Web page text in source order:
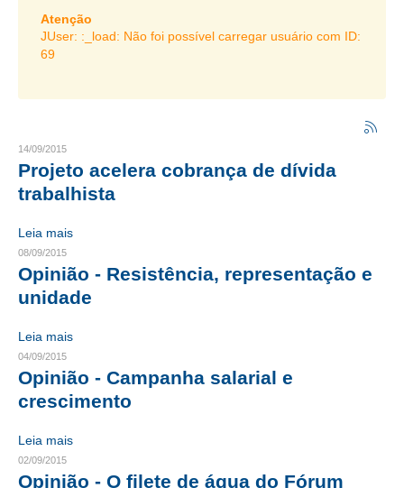
LIVRO GESTÃO 2026-2029
SUBSEDES SINDICAIS
CRESCE BRASIL
CONSELHO TECNOLÓGICO
HISTÓRICO E ATUAÇÃO
COMPOSIÇÃO
CONSELHOS ASSESSORES
PERSONALIDADES DA TECNOLOGIA
NÚCLEO DA MULHER ENGENHEIRA
JURÍDICO
Atenção
JUser: :_load: Não foi possível carregar usuário com ID:
69
14/09/2015
Projeto acelera cobrança de dívida
trabalhista
Leia mais
08/09/2015
Opinião - Resistência, representação e
unidade
Leia mais
04/09/2015
Opinião - Campanha salarial e
crescimento
Leia mais
02/09/2015
Opinião - O filete de água do Fórum